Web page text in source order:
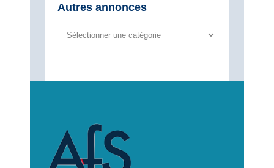
Autres annonces
Autres